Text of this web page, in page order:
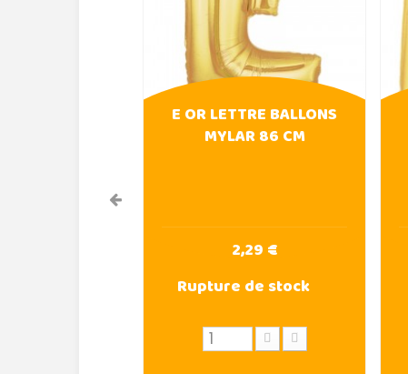
E OR LETTRE BALLONS
MYLAR 86 CM
2,29 €
Rupture de stock